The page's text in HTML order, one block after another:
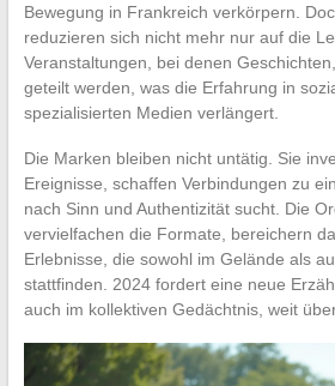
Bewegung in Frankreich verkörpern.
reduzieren sich nicht mehr nur auf die
Veranstaltungen, bei denen
geteilt werden, was die Erfahrung in
spezialisierten Medien verlängert.
Die Marken bleiben nicht untätig. Sie
Ereignisse, schaffen Verbindungen zu
nach Sinn und Authentizität sucht. Die
vervielfachen die Formate, bereichern
Erlebnisse, die sowohl im Gelände als
stattfinden. 2024 fordert eine neue
auch im kollektiven Gedächtnis, weit